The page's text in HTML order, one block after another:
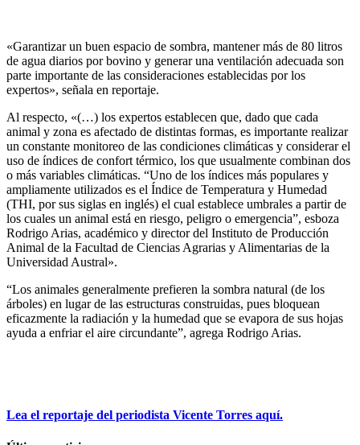
«Garantizar un buen espacio de sombra, mantener más de 80 litros
de agua diarios por bovino y generar una ventilación adecuada son
parte importante de las consideraciones establecidas por los
expertos», señala en reportaje.
Al respecto, «(…) los expertos establecen que, dado que cada
animal y zona es afectado de distintas formas, es importante realizar
un constante monitoreo de las condiciones climáticas y considerar el
uso de índices de confort térmico, los que usualmente combinan dos
o más variables climáticas. “Uno de los índices más populares y
ampliamente utilizados es el Índice de Temperatura y Humedad
(THI, por sus siglas en inglés) el cual establece umbrales a partir de
los cuales un animal está en riesgo, peligro o emergencia”, esboza
Rodrigo Arias, académico y director del Instituto de Producción
Animal de la Facultad de Ciencias Agrarias y Alimentarias de la
Universidad Austral».
“Los animales generalmente prefieren la sombra natural (de los
árboles) en lugar de las estructuras construidas, pues bloquean
eficazmente la radiación y la humedad que se evapora de sus hojas
ayuda a enfriar el aire circundante”, agrega Rodrigo Arias.
Lea el reportaje del periodista Vicente Torres aquí.